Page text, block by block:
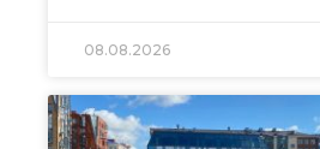
08.08.2026